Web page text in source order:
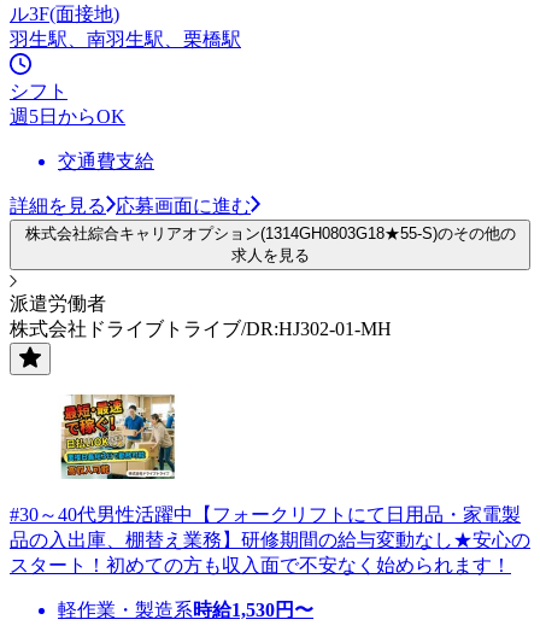
ル3F(面接地)
羽生駅、南羽生駅、栗橋駅
シフト
週5日からOK
交通費支給
詳細を見る 応募画面に進む
株式会社綜合キャリアオプション(1314GH0803G18★55-S)のその他の
求人を見る
派遣労働者
株式会社ドライブトライブ/DR:HJ302-01-MH
#30～40代男性活躍中【フォークリフトにて日用品・家電製
品の入出庫、棚替え業務】研修期間の給与変動なし★安心の
スタート！初めての方も収入面で不安なく始められます！
軽作業・製造系時給1,530円〜